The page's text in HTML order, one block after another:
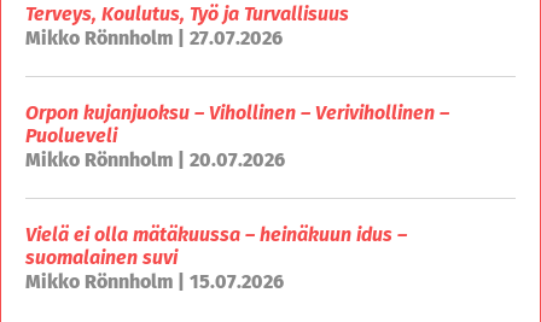
Terveys, Koulutus, Työ ja Turvallisuus
Mikko Rönnholm | 27.07.2026
Orpon kujanjuoksu – Vihollinen – Verivihollinen –
Puolueveli
Mikko Rönnholm | 20.07.2026
Vielä ei olla mätäkuussa – heinäkuun idus –
suomalainen suvi
Mikko Rönnholm | 15.07.2026